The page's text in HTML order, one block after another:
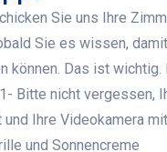
Sie uns Ihre
Sie es wissen,
können. Das ist wichtig.
Bitte nicht vergessen,
und Ihre Videokamera
und Sonnencreme